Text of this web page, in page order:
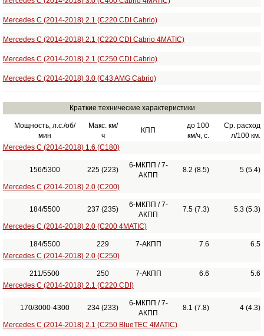
Mercedes C (2014-2018) 2.1 (C220 CDI Cabrio)
Mercedes C (2014-2018) 2.1 (C220 CDI Cabrio 4MATIC)
Mercedes C (2014-2018) 2.1 (C250 CDI Cabrio)
Mercedes C (2014-2018) 3.0 (C43 AMG Cabrio)
Краткие технические характеристики
Мощность, л.с./об/
мин
Макс. км/
ч
КПП
до 100
км/ч, с.
Ср. расход
л/100 км.
Mercedes C (2014-2018) 1.6 (C180)
156/5300 225 (223)
6-МКПП / 7-
АКПП
8.2 (8.5) 5 (5.4)
Mercedes C (2014-2018) 2.0 (C200)
184/5500 237 (235)
6-МКПП / 7-
АКПП
7.5 (7.3) 5.3 (5.3)
Mercedes C (2014-2018) 2.0 (C200 4MATIC)
184/5500 229 7-АКПП 7.6
6.5
Mercedes C (2014-2018) 2.0 (C250)
211/5500 250 7-АКПП 6.6
5.6
Mercedes C (2014-2018) 2.1 (C220 CDI)
170/3000-4300 234 (233)
6-МКПП / 7-
АКПП
8.1 (7.8) 4 (4.3)
Mercedes C (2014-2018) 2.1 (C250 BlueTEC 4MATIC)